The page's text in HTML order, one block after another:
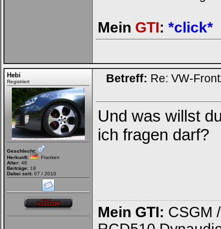
Mein GTI: *click*
Hebi
Registriert
Geschlecht:
Herkunft:
Franken
Alter: 48
Beiträge: 19
Dabei seit: 07 / 2010
Betreff: Re: VW-
Und was willst
ich fragen darf?
Mein GTI: CSGM